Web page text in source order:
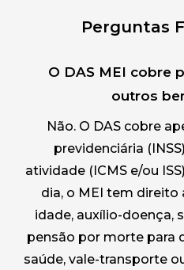
Perguntas
O DAS MEI cobre
outros
Não. O DAS cobre
previdenciária
atividade (ICMS e/ou
dia, o MEI tem
idade, auxílio-doença,
pensão por morte para
saúde, vale-transporte